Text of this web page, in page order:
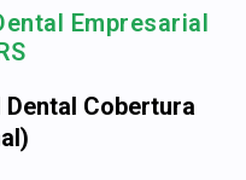
Empresarial
Cobertura